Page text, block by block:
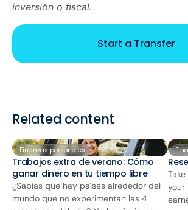
inversión o fiscal.
Start a Transfer
Related content
Finanzas personales
Trabajos extra de verano: Cómo
ganar dinero en tu tiempo libre
¿Sabías que hay países alrededor del
mundo que no experimentan las 4
your